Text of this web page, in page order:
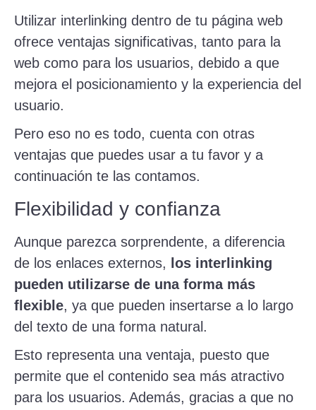
Utilizar interlinking dentro de tu página web
ofrece ventajas significativas, tanto para la
web como para los usuarios, debido a que
mejora el posicionamiento y la experiencia del
usuario.
Pero eso no es todo, cuenta con otras
ventajas que puedes usar a tu favor y a
continuación te las contamos.
Flexibilidad y confianza
Aunque parezca sorprendente, a diferencia
de los enlaces externos,
los interlinking
pueden utilizarse de una forma más
flexible, ya que pueden insertarse a lo largo
del texto de una forma natural.
Esto representa una ventaja, puesto que
permite que el contenido sea más atractivo
para los usuarios. Además, gracias a que no